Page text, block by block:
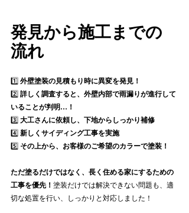
発見から施工までの
流れ
1️⃣ 外壁塗装の見積もり時に異変を発見！
2️⃣ 詳しく調査すると、外壁内部で雨漏りが進行して
いることが判明…！
3️⃣ 大工さんに依頼し、下地からしっかり補修
4️⃣ 新しくサイディング工事を実施
5️⃣ その上から、お客様のご希望のカラーで塗装！
ただ塗るだけではなく、長く住める家にするための
工事を優先！ 塗装だけでは解決できない問題も、適
切な処置を行い、しっかりと対応しました！